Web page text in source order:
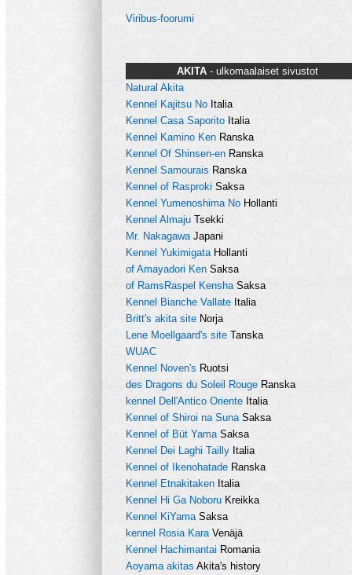
Viribus-foorumi
AKITA - ulkomaalaiset sivustot
Natural Akita
Kennel Kajitsu No Italia
Kennel Casa Saporito Italia
Kennel Kamino Ken Ranska
Kennel Of Shinsen-en Ranska
Kennel Samourais Ranska
Kennel of Rasproki Saksa
Kennel Yumenoshima No Hollanti
Kennel Almaju Tsekki
Mr. Nakagawa Japani
Kennel Yukimigata Hollanti
of Amayadori Ken Saksa
of RamsRaspel Kensha Saksa
Kennel Bianche Vallate Italia
Britt's akita site Norja
Lene Moellgaard's site Tanska
WUAC
Kennel Noven's Ruotsi
des Dragons du Soleil Rouge Ranska
kennel Dell'Antico Oriente Italia
Kennel of Shiroi na Suna Saksa
Kennel of Büt Yama Saksa
Kennel Dei Laghi Tailly Italia
Kennel of Ikenohatade Ranska
Kennel Etnakitaken Italia
Kennel Hi Ga Noboru Kreikka
Kennel KiYama Saksa
kennel Rosia Kara Venäjä
Kennel Hachimantai Romania
Aoyama akitas Akita's history